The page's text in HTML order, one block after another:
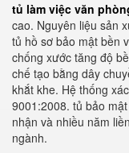
tủ làm việc văn
cao. Nguyên liệu sản
tủ hồ sơ bảo mật bền
chống xước tăng độ
chế tạo bằng dây
khắt khe. Hệ thống
9001:2008. tủ bảo
nhận và nhiều năm
ngành.